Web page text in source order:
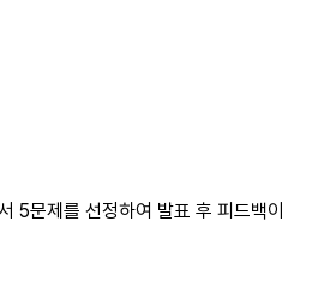
5문제를 선정하여 발표 후 피드백이